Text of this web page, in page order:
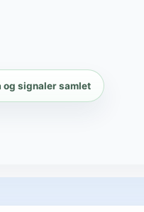
og signaler samlet